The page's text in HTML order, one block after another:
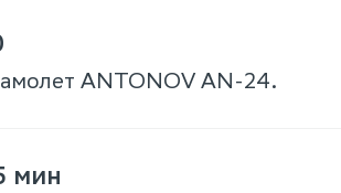
ANTONOV AN-24.
мин